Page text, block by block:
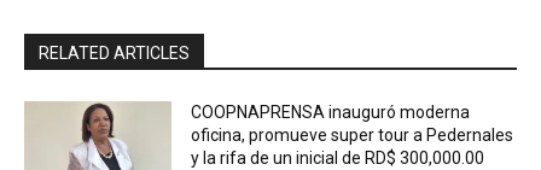
RELATED ARTICLES
COOPNAPRENSA inauguró moderna
oficina, promueve super tour a Pedernales
y la rifa de un inicial de RD$ 300,000.00